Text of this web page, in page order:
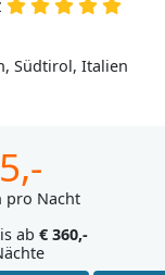
Südtirol, Italien
pro Nacht
ab € 360,-